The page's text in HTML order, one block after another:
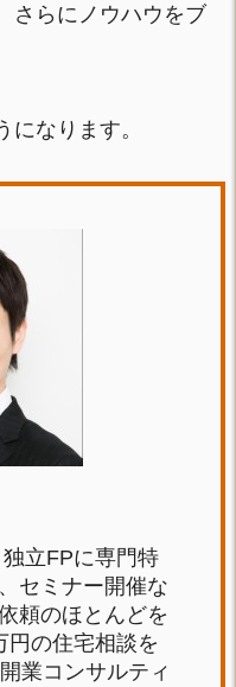
さらにノウハウをブ
なります。
立FPに専門特
セミナー開催な
頼のほとんどを
円の住宅相談を
業コンサルティ